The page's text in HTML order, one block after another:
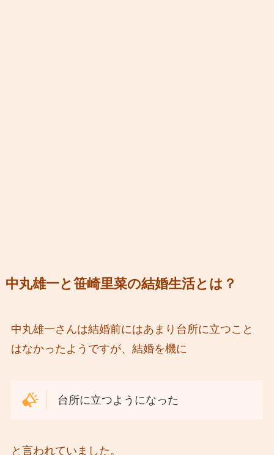
中丸雄一と笹崎里菜の結婚生活とは？
中丸雄一さんは結婚前にはあまり台所に立つこと
はなかったようですが、結婚を機に
台所に立つようになった
と言われていました。